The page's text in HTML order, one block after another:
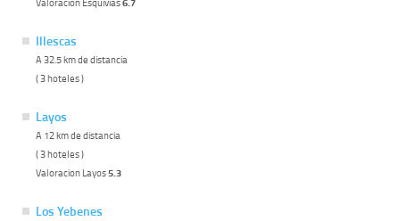
Illescas
A 32.5 km de distancia
( 3 hoteles )
Layos
A 12 km de distancia
( 3 hoteles )
Valoracion Layos5.3
Los Yebenes